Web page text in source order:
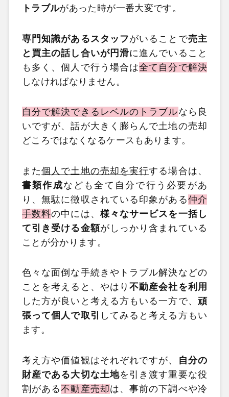
トラブルがあった時が一番大変です。
専門知識があるスタッフがいることで売主
と買主の話し合いが円滑に進んでいること
も多く、個人で行う場合は全て自分で解決
しなければなりません。
自分で解決できるレベルのトラブルなら良
いですが、話が大きく膨らんで土地の売却
どころではなくなるケースもあります。
また個人で土地の売却を実行する場合は、
書類作成なども全て自分で行う必要があ
り、無駄に徴収されている印象がある仲介
手数料の中には、 様々なサービスを一括し
て引き受ける金額がしっかり含まれている
ことが分かります。
色々な面倒な手続きやトラブル解決などの
ことを考えると、やはり不動産会社を利用
した方が良いと考える方もいる一方で、 頑
張って個人で取引
してみると考える方もい
ます。
考え方や価値観はそれぞれですが、
自分の
財産である大切な土地を引き渡す重要な役
割がある不動産売却は、事前の下調べや冷